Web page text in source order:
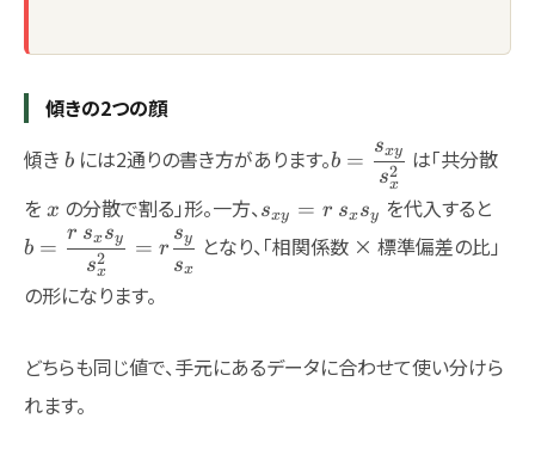
傾きの2つの顔
傾き b
b には2通りの書き方があります。b=\dfrac{s_{xy}}
{s_x^2}
b =
sx
2
sxy
は「共分散
を x
x の分散で割る」形。一方、 s_{xy}=r\,s_x
s_y
sxy = r sxsy を代入すると
b =
sx
2
r sxsy = r
sx
sy
となり、「相関係数 × 標準偏差の比」
の形になります。
どちらも同じ値で、手元にあるデータに合わせて使い分けら
れます。